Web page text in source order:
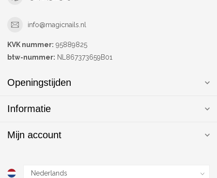
info@magicnails.nl
KVK nummer: 95889825
btw-nummer: NL867373659B01
Openingstijden
Informatie
Mijn account